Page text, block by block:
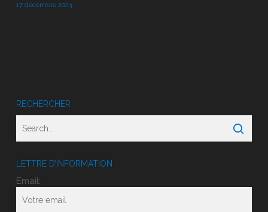
17 décembre 2023
RECHERCHER
LETTRE D’INFORMATION
Email: